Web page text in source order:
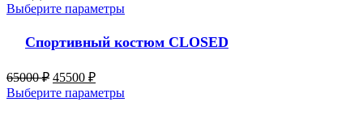
Выберите параметры
Спортивный костюм CLOSED
65000₽ 45500 ₽
Выберите параметры